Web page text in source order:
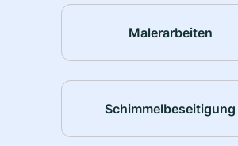
Malerarbeiten
Schimmelbeseitigung